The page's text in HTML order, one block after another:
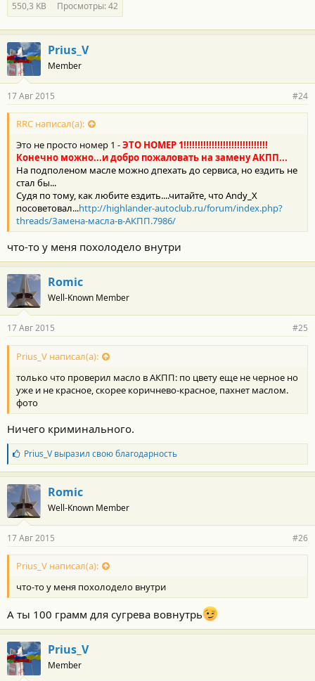
550,3 KB Просмотры: 42
Prius_V
Member
17 Авг 2015 #24
RRC написал(а):
Это не просто номер 1 -ЭТО НОМЕР 1!!!!!!!!!!!!!!!!!!!!!!!!!!!!!!
Конечно можно...и добро пожаловать на замену АКПП...
На подполеном масле можно дпехать до сервиса, но ездить не
стал бы...
Судя по тому, как любите ездить....читайте, что Andy_X
посоветовал...http://highlander-autoclub.ru/forum/index.php?
threads/Замена-масла-в-АКПП.7986/
что-то у меня похолодело внутри
Romic
Well-Known Member
17 Авг 2015 #25
Prius_V написал(а):
только что проверил масло в АКПП: по цвету еще не черное но
уже и не красное, скорее коричнево-красное, пахнет маслом.
фото
Ничего криминального.
Б
л
а
г
о
д
а
н
о
с
и
:
Prius_Vвыразил свою благодарность
Romic
Well-Known Member
17 Авг 2015 #26
Prius_V написал(а):
что-то у меня похолодело внутри
А ты 100 грамм для сугрева вовнутрь
Prius_V
Member